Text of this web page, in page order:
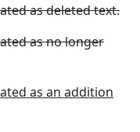
as deleted text.
as no longer
as an addition